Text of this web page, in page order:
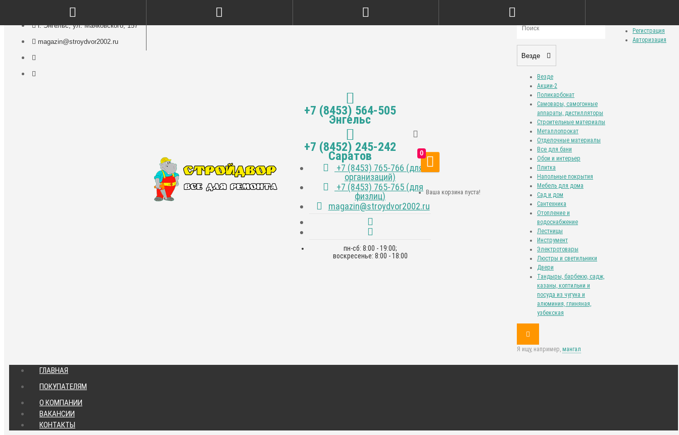
г. Энгельс, ул. Маяковского, 157
magazin@stroydvor2002.ru
Регистрация
Авторизация
Сравнение товаров (0)
+7 (8453) 564-505
Энгельс
+7 (8452) 245-242
Саратов
+7 (8453) 765-766 (для
организаций)
+7 (8453) 765-765 (для
физлиц)
magazin@stroydvor2002.ru
пн-сб: 8:00 - 19:00;
воскресенье: 8:00 - 18:00
0
Ваша корзина пуста!
Везде
Везде
Акции-2
Поликарбонат
Самовары, самогонные
аппараты, дистилляторы
Строительные материалы
Металлопрокат
Отделочные материалы
Все для бани
Обои и интерьер
Плитка
Напольные покрытия
Мебель для дома
Сад и дом
Сантехника
Отопление и
водоснабжение
Лестницы
Инструмент
Электротовары
Люстры и светильники
Двери
Тандыры, барбекю, садж,
казаны, коптильни и
посуда из чугуна и
алюминия, глиняная,
узбекская
Я ищу, например, мангал
ГЛАВНАЯ
ПОКУПАТЕЛЯМ
О КОМПАНИИ
ВАКАНСИИ
КОНТАКТЫ